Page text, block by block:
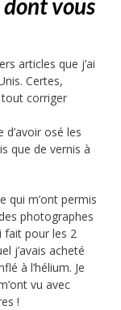
dont vous
articles que j’ai
Certes,
tout corriger
osé les
que de vernis à
qui m’ont permis
photographes
fait pour les 2
j’avais acheté
à l’hélium. Je
vu avec
!